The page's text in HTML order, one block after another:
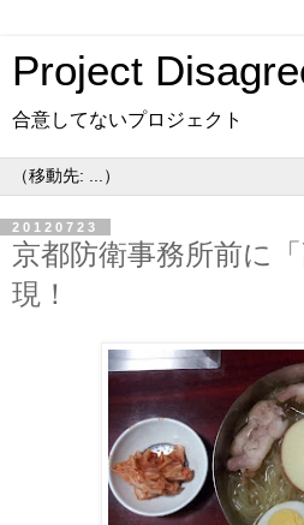
Project
合意してないプロジェクト
20120723
京都防衛事務所前に
現！